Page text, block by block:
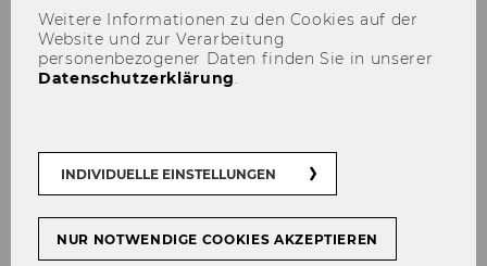
27. Juli 2026
Podcast: In bester Gesellschaft - Folge
34
Die 34. Folge des Pod­casts "In bes­ter Ge­sell­
Weitere Informationen zu den Cookies auf der
Website und zur Verarbeitung
personenbezogener Daten finden Sie in unserer
Datenschutzerklärung.
INDIVIDUELLE EINSTELLUNGEN
NUR NOTWENDIGE COOKIES AKZEPTIEREN